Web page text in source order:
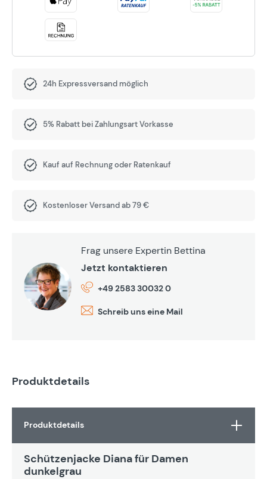
24h Expressversand möglich
5% Rabatt bei Zahlungsart Vorkasse
Kauf auf Rechnung oder Ratenkauf
Kostenloser Versand ab 79 €
Frag unsere Expertin Bettina
Jetzt kontaktieren
+49 2583 30032 0
Schreib uns eine Mail
Produktdetails
Produktdetails
Schützenjacke Diana für Damen
dunkelgrau